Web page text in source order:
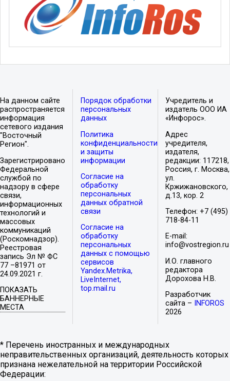
На данном сайте
распространяется
информация
сетевого издания
"Восточный
Регион".
Зарегистрировано
Федеральной
службой по
надзору в сфере
связи,
информационных
технологий и
массовых
коммуникаций
(Роскомнадзор).
Реестровая
запись Эл № ФС
77 –81971 от
24.09.2021 г.
ПОКАЗАТЬ
БАННЕРНЫЕ
МЕСТА
Порядок обработки
персональных
данных
Политика
конфиденциальности
и защиты
информации
Согласие на
обработку
персональных
данных обратной
связи
Согласие на
обработку
персональных
данных с помощью
сервисов
Yandex.Metrika,
LiveInternet,
top.mail.ru
Учредитель и
издатель ООО ИА
«Инфорос».
Адрес
учредителя,
издателя,
редакции: 117218,
Россия, г. Москва,
ул.
Кржижановского,
д.13, кор. 2
Телефон: +7 (495)
718-84-11
E-mail:
info@vostregion.ru
И.О. главного
редактора
Дорохова Н.В.
Разработчик
сайта –
INFOROS
2026
* Перечень иностранных и международных
неправительственных организаций, деятельность которых
признана нежелательной на территории Российской
Федерации: